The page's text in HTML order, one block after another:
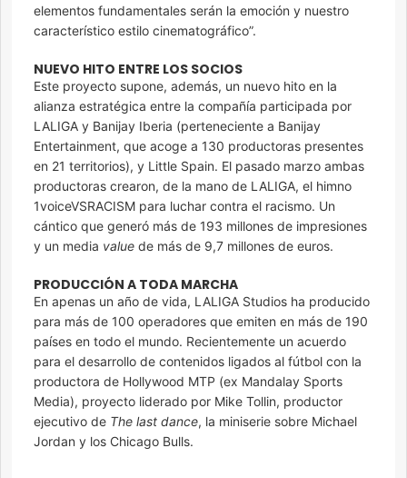
elementos fundamentales serán la emoción y nuestro
característico estilo cinematográfico”.
NUEVO HITO ENTRE LOS SOCIOS
Este proyecto supone, además, un nuevo hito en la
alianza estratégica entre la compañía participada por
LALIGA y Banijay Iberia (perteneciente a Banijay
Entertainment, que acoge a 130 productoras presentes
en 21 territorios), y Little Spain. El pasado marzo ambas
productoras crearon, de la mano de LALIGA, el himno
1voiceVSRACISM para luchar contra el racismo. Un
cántico que generó más de 193 millones de impresiones
y un media value de más de 9,7 millones de euros.
PRODUCCIÓN A TODA MARCHA
En apenas un año de vida, LALIGA Studios ha producido
para más de 100 operadores que emiten en más de 190
países en todo el mundo. Recientemente un acuerdo
para el desarrollo de contenidos ligados al fútbol con la
productora de Hollywood MTP (ex Mandalay Sports
Media), proyecto liderado por Mike Tollin, productor
ejecutivo de The last dance, la miniserie sobre Michael
Jordan y los Chicago Bulls.